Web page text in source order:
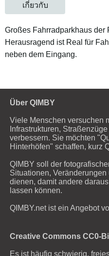
เกี่ยวกับ
Großes Fahrradparkhaus der
Herausragend ist Real für
neben dem Eingang.
Über QIMBY
Viele Menschen versuchen
Infrastrukturen,
verbessern. Sie möchten
Hinterhöfen" schaffen, kurz
QIMBY soll der
Situationen,
dienen, damit andere
lassen können.
QIMBY.net ist ein Angebot
Creative Commons CC0-
Es ist häufig schwierig,